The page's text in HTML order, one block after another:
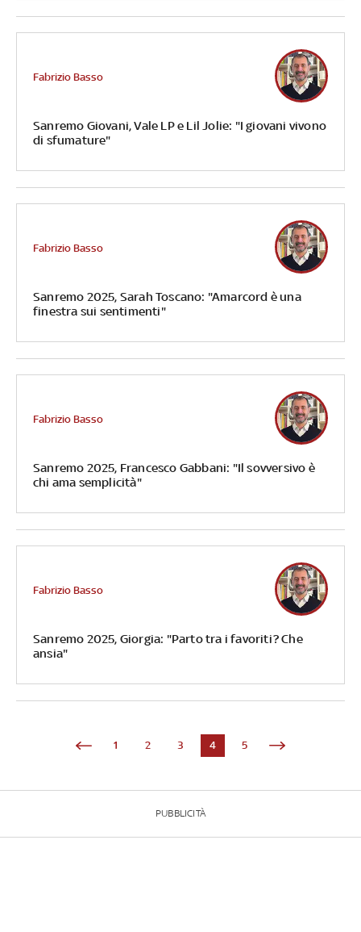
Sanremo Giovani, Vale LP e Lil Jolie: "I giovani vivono
di sfumature"
Fabrizio Basso
Sanremo 2025, Sarah Toscano: "Amarcord è una
finestra sui sentimenti"
Fabrizio Basso
Sanremo 2025, Francesco Gabbani: "Il sovversivo è
chi ama semplicità"
Fabrizio Basso
Sanremo 2025, Giorgia: "Parto tra i favoriti? Che
ansia"
Fabrizio Basso
1 2 3 4 5
PUBBLICITÀ